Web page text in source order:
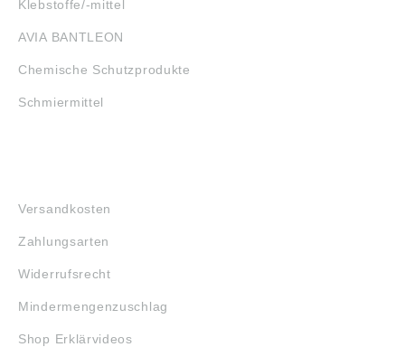
Klebstoffe/-mittel
AVIA BANTLEON
Chemische Schutzprodukte
Schmiermittel
Versandkosten
Zahlungsarten
Widerrufsrecht
Mindermengenzuschlag
Shop Erklärvideos